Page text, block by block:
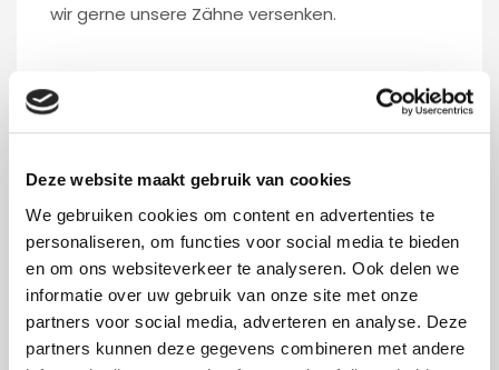
Deze website maakt gebruik van cookies
We gebruiken cookies om content en advertenties te
personaliseren, om functies voor social media te bieden
en om ons websiteverkeer te analyseren. Ook delen we
informatie over uw gebruik van onze site met onze
partners voor social media, adverteren en analyse. Deze
partners kunnen deze gegevens combineren met andere
wir gerne unsere Zähne versenken.
Haben Sie auch eine technische Upgrade-
Herausforderung für Ihre vorhandene
audiovisuelle Umgebung? Dann lassen Sie
an einen unserer Kundenbetreuer: Cas,
Michel oder Wouter (gegenüber) oder füllen
Sie dasFormularaus.